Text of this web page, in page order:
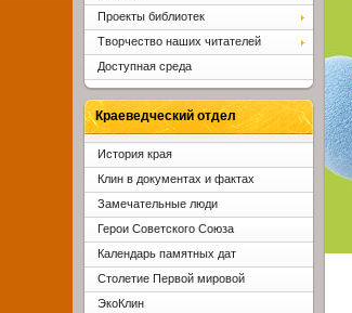
Проекты библиотек
Творчество наших читателей
Доступная среда
Краеведческий отдел
История края
Клин в документах и фактах
Замечательные люди
Герои Советского Союза
Календарь памятных дат
Столетие Первой мировой
ЭкоКлин